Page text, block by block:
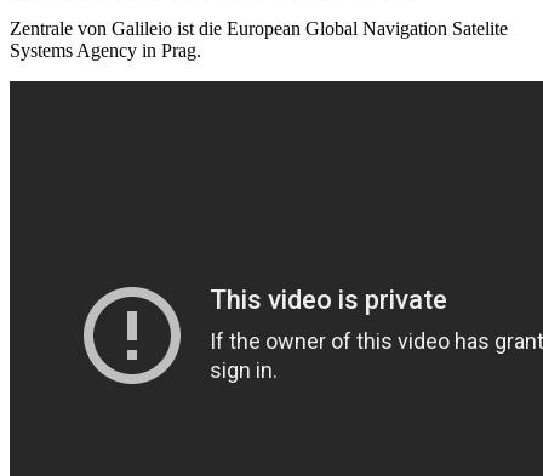
Zentrale von Galileio ist die European Global Navigation Satelite
Systems Agency in Prag.